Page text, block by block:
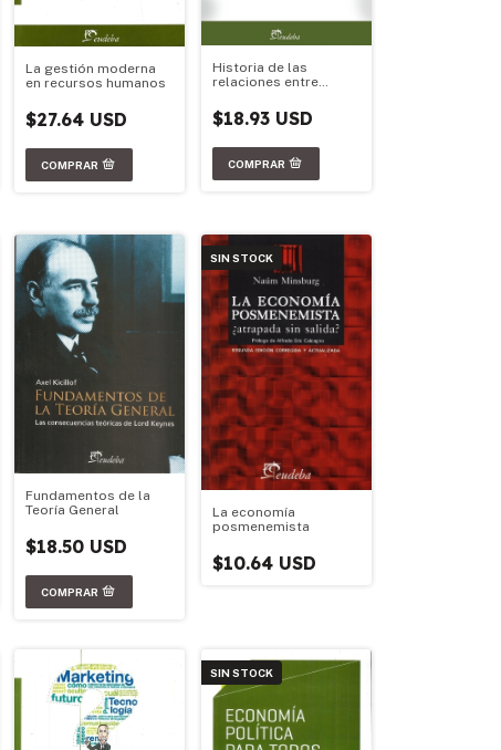
La gestión moderna
en recursos humanos
$27.64 USD
Historia de las
relaciones entre
$18.93 USD
Fundamentos de la
Teoría General
$18.50 USD
SIN STOCK
La economía
posmenemista
$10.64 USD
SIN STOCK